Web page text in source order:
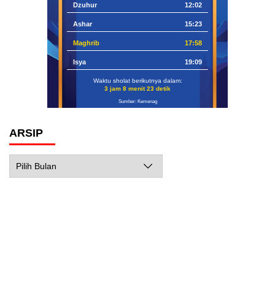
Dzuhur 12:02
Ashar 15:23
Maghrib 17:58
Isya 19:09
Waktu sholat berikutnya dalam:
3 jam 8 menit 21 detik
Sumber: Kemenag
ARSIP